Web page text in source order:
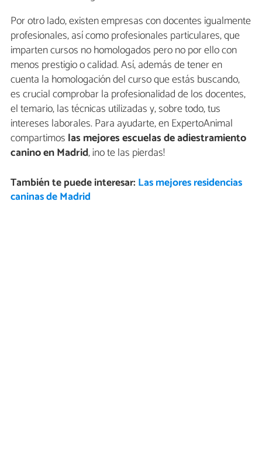
Por otro lado, existen empresas con docentes igualmente
profesionales, así como profesionales particulares, que
imparten cursos no homologados pero no por ello con
menos prestigio o calidad. Así, además de tener en
cuenta la homologación del curso que estás buscando,
es crucial comprobar la profesionalidad de los docentes,
el temario, las técnicas utilizadas y, sobre todo, tus
intereses laborales. Para ayudarte, en ExpertoAnimal
compartimos las mejores escuelas de adiestramiento
canino en Madrid, ¡no te las pierdas!
También te puede interesar: Las mejores residencias
caninas de Madrid